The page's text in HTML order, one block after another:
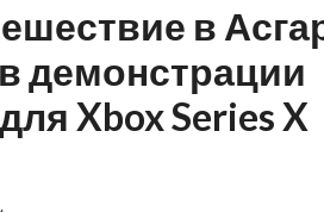
в
демонстрации
Xbox Series X